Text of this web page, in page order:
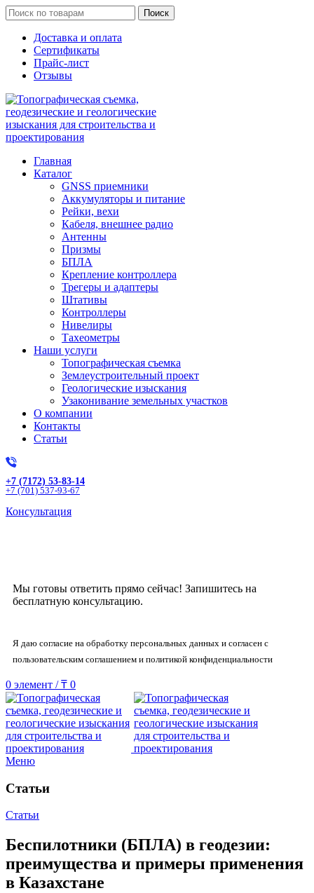
Поиск
Доставка и оплата
Сертификаты
Прайс-лист
Отзывы
Главная
Каталог
GNSS приемники
Аккумуляторы и питание
Рейки, вехи
Кабеля, внешнее радио
Антенны
Призмы
БПЛА
Крепление контроллера
Трегеры и адаптеры
Штативы
Контроллеры
Нивелиры
Тахеометры
Наши услуги
Топографическая съемка
Землеустроительный проект
Геологические изыскания
Узаконивание земельных участков
О компании
Контакты
Статьи
+7 (7172) 53-83-14
+7 (701) 537-93-67
Консультация
Мы готовы ответить прямо сейчас! Запишитесь на
бесплатную консультацию.
Я даю согласие на обработку персональных данных и согласен с
пользовательским соглашением и политикой конфиденциальности
0 элемент / ₸ 0
Меню
Статьи
Статьи
Беспилотники (БПЛА) в геодезии:
преимущества и примеры применения
в Казахстане